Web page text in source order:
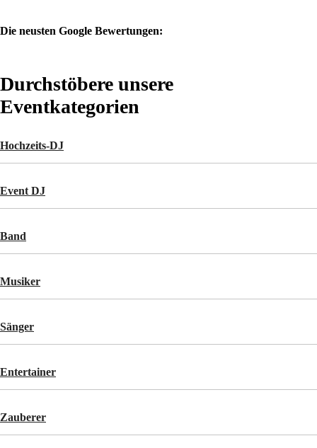
Die neusten Google Bewertungen:
Durchstöbere unsere
Eventkategorien
Hochzeits-DJ
Event DJ
Band
Musiker
Sänger
Entertainer
Zauberer